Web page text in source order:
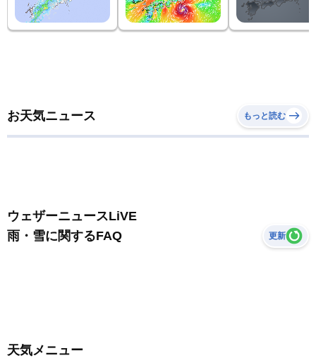
お天気ニュース もっと読む
ウェザーニュースLiVE
雨・雪に関するFAQ
更新
天気メニュー